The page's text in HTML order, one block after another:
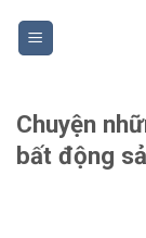
Chuyện
bất động